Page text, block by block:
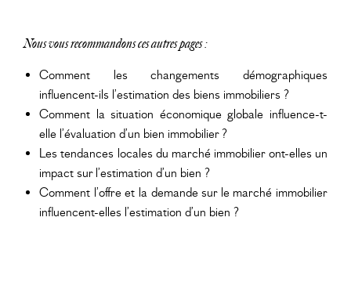
Nous vous recommandons ces autres pages :
Comment les changements démographiques
influencent-ils l’estimation des biens immobiliers ?
Comment la situation économique globale influence-t-
elle l’évaluation d’un bien immobilier ?
Les tendances locales du marché immobilier ont-elles un
impact sur l’estimation d’un bien ?
Comment l’offre et la demande sur le marché immobilier
influencent-elles l’estimation d’un bien ?